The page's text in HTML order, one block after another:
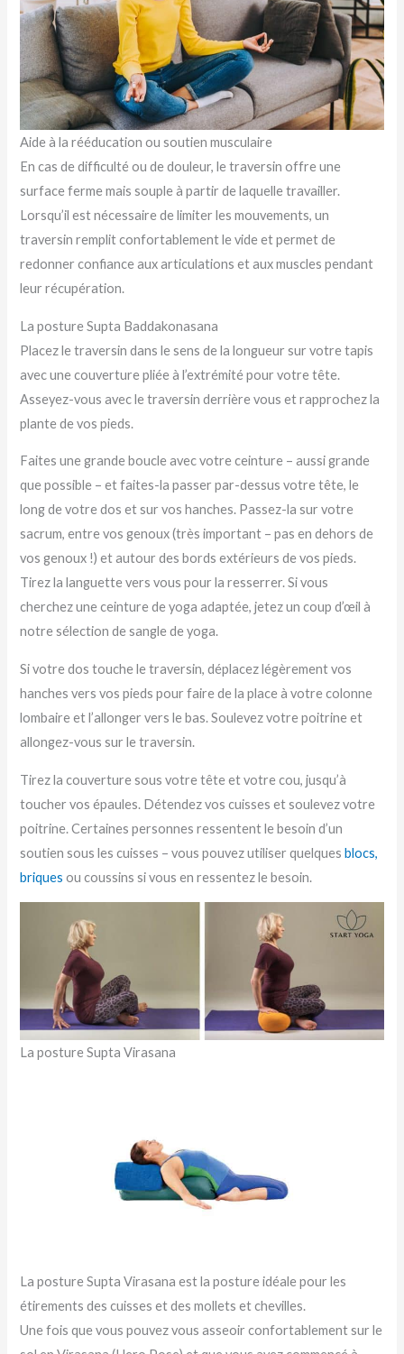
Aide à la rééducation ou soutien musculaire
En cas de difficulté ou de douleur, le traversin offre une
surface ferme mais souple à partir de laquelle travailler.
Lorsqu’il est nécessaire de limiter les mouvements, un
traversin remplit confortablement le vide et permet de
redonner confiance aux articulations et aux muscles pendant
leur récupération.
La posture Supta Baddakonasana
Placez le traversin dans le sens de la longueur sur votre tapis
avec une couverture pliée à l’extrémité pour votre tête.
Asseyez-vous avec le traversin derrière vous et rapprochez la
plante de vos pieds.
Faites une grande boucle avec votre ceinture – aussi grande
que possible – et faites-la passer par-dessus votre tête, le
long de votre dos et sur vos hanches. Passez-la sur votre
sacrum, entre vos genoux (très important – pas en dehors de
vos genoux !) et autour des bords extérieurs de vos pieds.
Tirez la languette vers vous pour la resserrer. Si vous
cherchez une ceinture de yoga adaptée, jetez un coup d’œil à
notre sélection de sangle de yoga.
Si votre dos touche le traversin, déplacez légèrement vos
hanches vers vos pieds pour faire de la place à votre colonne
lombaire et l’allonger vers le bas. Soulevez votre poitrine et
allongez-vous sur le traversin.
Tirez la couverture sous votre tête et votre cou, jusqu’à
toucher vos épaules. Détendez vos cuisses et soulevez votre
poitrine. Certaines personnes ressentent le besoin d’un
soutien sous les cuisses – vous pouvez utiliser quelquesblocs,
briques ou coussins si vous en ressentez le besoin.
La posture Supta Virasana
La posture Supta Virasana est la posture idéale pour les
étirements des cuisses et des mollets et chevilles.
Une fois que vous pouvez vous asseoir confortablement sur le